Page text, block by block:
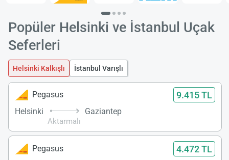
Popüler Helsinki ve İstanbul Uçak
Seferleri
Helsinki Kalkışlı İstanbul Varışlı
Pegasus 9.415 TL
Helsinki
Aktarmalı
Gaziantep
Pegasus 4.472 TL